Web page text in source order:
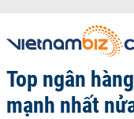
Top ngân
mạnh nhất